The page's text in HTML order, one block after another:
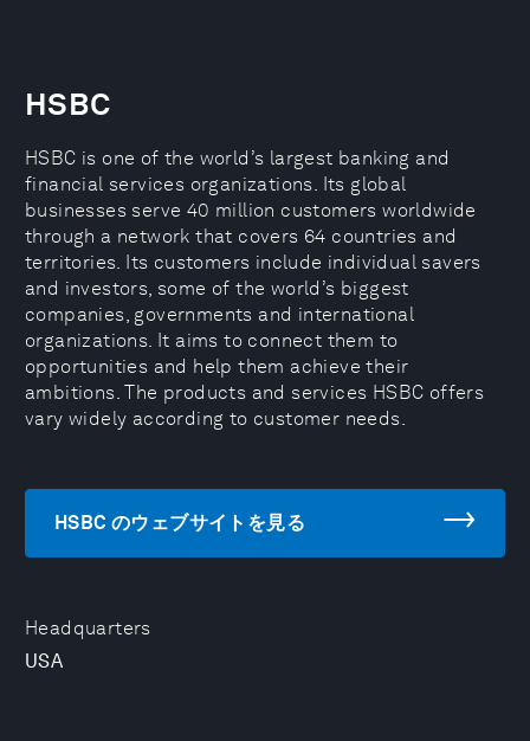
Headquarters
USA
HSBC
HSBC is one of the world’s largest banking and
financial services organizations. Its global
businesses serve 40 million customers worldwide
through a network that covers 64 countries and
territories. Its customers include individual savers
and investors, some of the world’s biggest
companies, governments and international
organizations. It aims to connect them to
opportunities and help them achieve their
ambitions. The products and services HSBC offers
vary widely according to customer needs.
HSBC のウェブサイトを見る